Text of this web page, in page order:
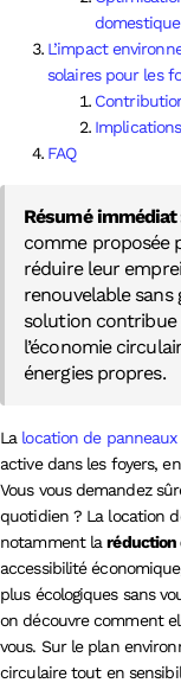
domestique
L’impact
solaires pour les
FAQ
Résumé immédiat
comme proposée
réduire leur
renouvelable sans
solution contribue
l’économie
énergies propres.
La location de panneaux
active dans les foyers,
Vous vous demandez
quotidien ? La location
notamment laréduction
accessibilité
plus écologiques sans
on découvre comment
vous. Sur le plan
circulaire tout en